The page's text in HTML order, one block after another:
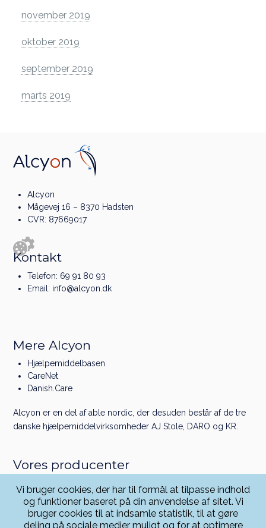
november 2019
oktober 2019
september 2019
marts 2019
Alcyon
Mågevej 16 – 8370 Hadsten
CVR: 87669017
Kontakt
Telefon: 69 91 80 93
Email: info@alcyon.dk
Mere Alcyon
Hjælpemiddelbasen
CareNet
Danish.Care
Alcyon er en del afable nordic , der desuden består af de tre
danske hjælpe­middel­virksomhederAJ Stole DARO og KR
Vores producenter
Greiner
Physionova
Rollz
Vi bruger cookies, der har til formål at tilpasse indhold
og funktioner baseret på din anvendelse af sitet. Vi
bruger cookies til at indsamle statistik, til at gøre
deling på sociale medier muligt og for at optimere